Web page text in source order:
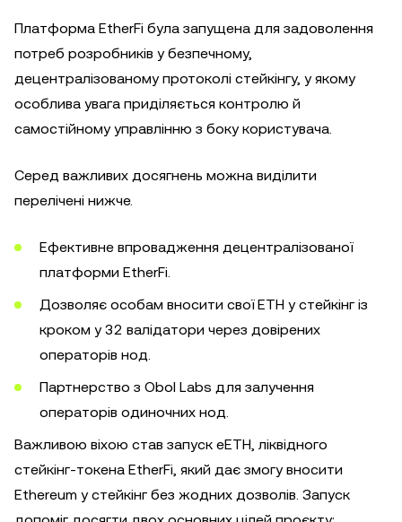
Платформа EtherFi була запущена для задоволення
потреб розробників у безпечному,
децентралізованому протоколі стейкінгу, у якому
особлива увага приділяється контролю й
самостійному управлінню з боку користувача.
Серед важливих досягнень можна виділити
перелічені нижче.
Ефективне впровадження децентралізованої
платформи EtherFi.
Дозволяє особам вносити свої ETH у стейкінг із
кроком у 32 валідатори через довірених
операторів нод.
Партнерство з Obol Labs для залучення
операторів одиночних нод.
Важливою віхою став запуск eETH, ліквідного
стейкінг-токена EtherFi, який дає змогу вносити
Ethereum у стейкінг без жодних дозволів. Запуск